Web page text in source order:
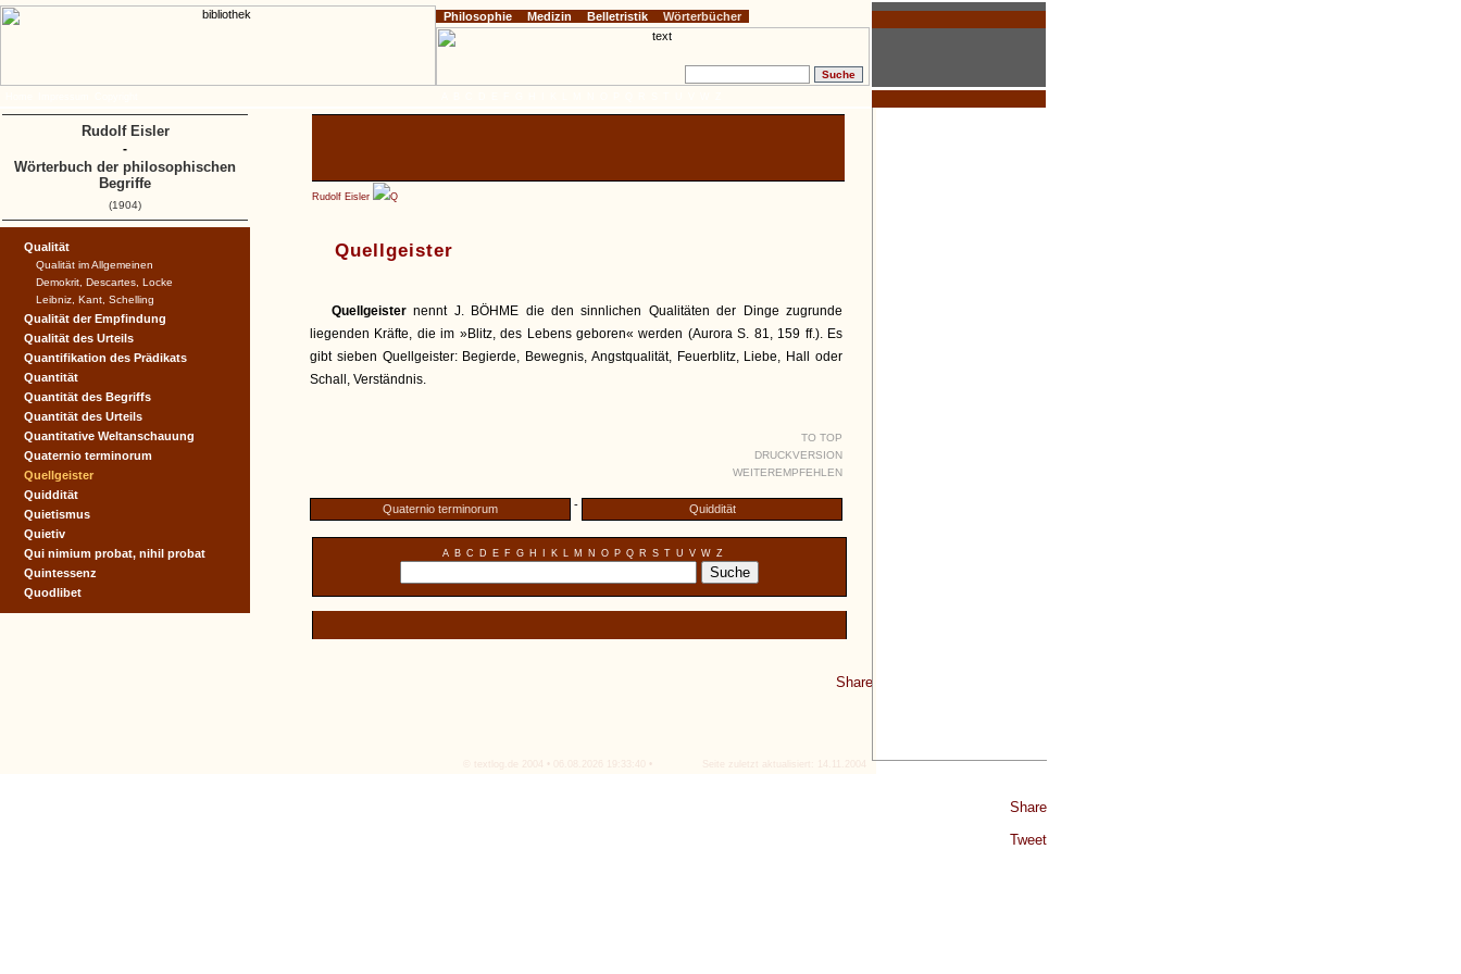
Share
Tweet
Rudolf Eisler Q
Quellgeister
Quellgeisternennt J. BÖHME die den sinnlichen Qualitäten der Dinge zugrunde
liegenden Kräfte, die im »Blitz, des Lebens geboren« werden (Aurora S. 81, 159 ff.). Es
gibt sieben Quellgeister: Begierde, Bewegnis, Angstqualität, Feuerblitz, Liebe, Hall oder
Schall, Verständnis.
TO TOP
DRUCKVERSION
WEITEREMPFEHLEN
Quaternio terminorum - Quiddität
A B C D E F G H K L M N O P Q R S T U V W Z
Share
Qualität
Qualität im Allgemeinen
Demokrit, Descartes, Locke
Leibniz, Kant, Schelling
Qualität der Empfindung
Qualität des Urteils
Quantifikation des Prädikats
Quantität
Quantität des Begriffs
Quantität des Urteils
Quantitative Weltanschauung
Quaternio terminorum
Quellgeister
Quiddität
Quietismus
Quietiv
Qui nimium probat, nihil probat
Quintessenz
Quodlibet
© textlog.de 2004 • 06.08.2026 19:33:40 •
Philosophie Medizin Belletristik Wörterbücher
Rudolf Eisler
-
Wörterbuch der philosophischen
Begriffe
(1904)